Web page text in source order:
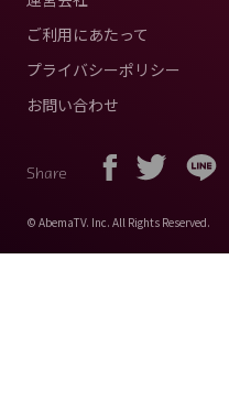
ご利用にあたって
プライバシーポリシー
お問い合わせ
Share
© AbemaTV. Inc. All Rights Reserved.